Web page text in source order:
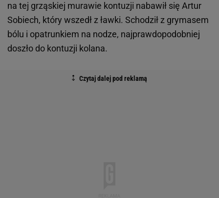
na tej grząskiej murawie kontuzji nabawił się Artur
Sobiech, który wszedł z ławki. Schodził z grymasem
bólu i opatrunkiem na nodze, najprawdopodobniej
doszło do kontuzji kolana.